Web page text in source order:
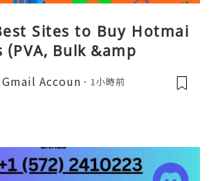
Sites to Buy Hotmai
(PVA, Bulk &amp
Accoun 1小時前